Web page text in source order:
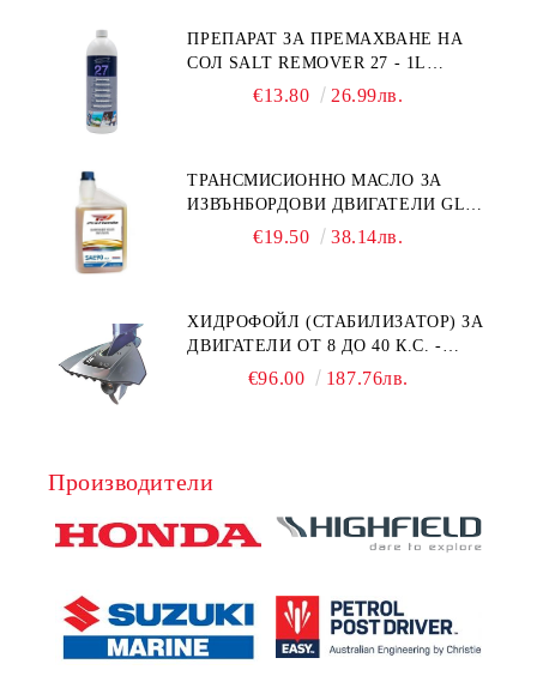
ПРЕПАРАТ ЗА ПРЕМАХВАНЕ НА
СОЛ SALT REMOVER 27 - 1L
NAUTIC CLEAN
€13.80 26.99лв.
ТРАНСМИСИОННО МАСЛО ЗА
ИЗВЪНБОРДОВИ ДВИГАТЕЛИ GL4
HONDA MARINE 08251-999-102PRO
€19.50 38.14лв.
ХИДРОФОЙЛ (СТАБИЛИЗАТОР) ЗА
ДВИГАТЕЛИ ОТ 8 ДО 40 К.С. -
УНИВЕРСАЛЕН SE SPORT 200
€96.00 187.76лв.
Производители